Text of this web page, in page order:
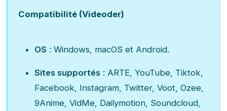
Compatibilité (Videoder)
OS : Windows, macOS et Android.
Sites supportés : ARTE, YouTube, Tiktok,
Facebook, Instagram, Twitter, Voot, Ozee,
9Anime, VidMe, Dailymotion, Soundcloud,